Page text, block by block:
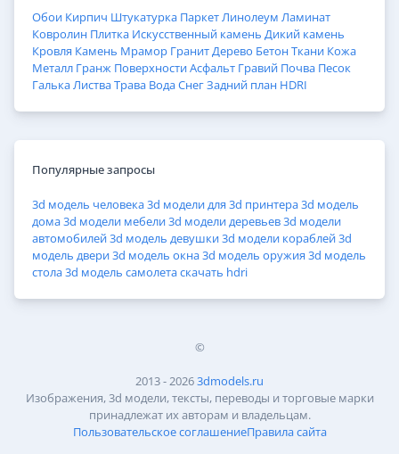
Обои Кирпич Штукатурка ПаркетЛинолеум Ламинат
Ковролин Плитка Искусственный камень Дикий камень
Кровля Камень Мрамор ГранитДерево БетонТкани Кожа
Металл Гранж ПоверхностиАсфальт Гравий Почва Песок
ГалькаЛистваТрава ВодаСнегЗадний план HDRI
Популярные запросы
3d модель человека3d модели для 3d принтера3d модель
дома3d модели мебели3d модели деревьев3d модели
автомобилей3d модель девушки3d модели кораблей3d
модель двери3d модель окна3d модель оружия 3d модель
стола3d модель самолетаскачать hdri
©
2013 - 20263dmodels.ru
Изображения, 3d модели, тексты, переводы и торговые марки
принадлежат их авторам и владельцам.
Пользовательское соглашениеПравила сайта